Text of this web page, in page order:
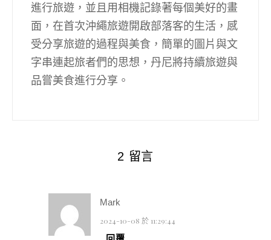
進行旅遊，並且用相機記錄著每個美好的畫
面，在首次沖繩旅遊開啟部落客的生活，感
受分享旅遊的過程與美食，簡單的圖片與文
字串連起旅者們的思想，丹尼將持續旅遊與
品嘗美食進行分享。
2 留言
Mark
2024-10-08 於 11:29:44